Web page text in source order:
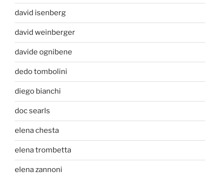
david isenberg
david weinberger
davide ognibene
dedo tombolini
diego bianchi
doc searls
elena chesta
elena trombetta
elena zannoni